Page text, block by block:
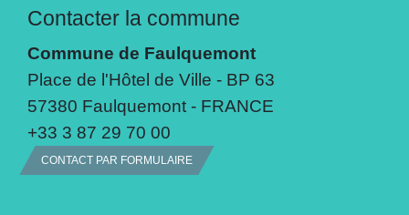
Contacter la commune
Commune de Faulquemont
Place de l'Hôtel de Ville - BP 63
57380 Faulquemont - FRANCE
+33 3 87 29 70 00
CONTACT PAR FORMULAIRE